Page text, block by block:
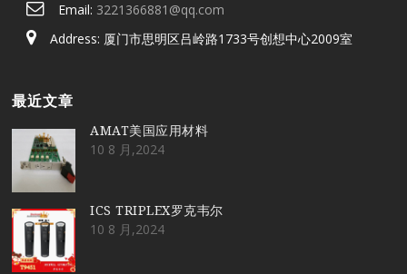
Email: 3221366881@qq.com
Address: 厦门市思明区吕岭路1733号创想中心2009室
最近文章
AMAT美国应用材料
10 8 月,2024
ICS TRIPLEX罗克韦尔
10 8 月,2024